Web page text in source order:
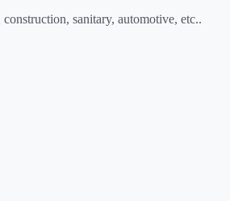
sanitary, automotive, etc..